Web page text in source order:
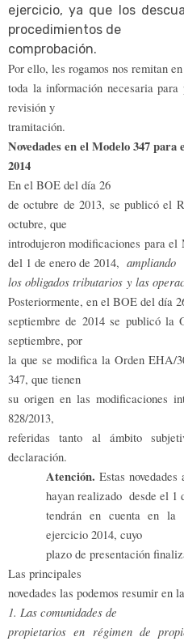
ejercicio, ya que los
procedimientos de
comprobación.
Por ello, les rogamos nos remitan
toda la información necesaria
revisión y
tramitación.
Novedades en el Modelo 347
2014
En el BOE del día 26
de octubre de 2013, se publicó el
octubre, que
introdujeron modificaciones para el
del 1 de enero de 2014, ampliando
los obligados tributarios y las
Posteriormente, en el BOE del día
septiembre de 2014 se publicó la
septiembre, por
la que se modifica la Orden EHA/
347, que tienen
su origen en las modificaciones
828/2013,
referidas tanto al ámbito
declaración.
Atención. Estas
hayan realizado desde el 1
tendrán en cuenta en la
ejercicio 2014, cuyo
plazo de presentación
Las principales
novedades las podemos resumir en
1. Las comunidades de
propietarios en régimen de